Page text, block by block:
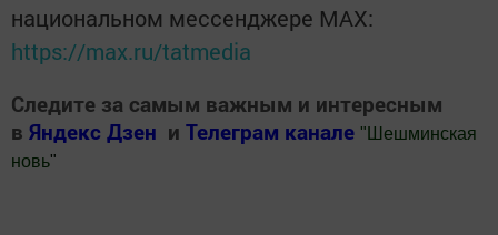
национальном мессенджере MАХ:
https://max.ru/tatmedia
Следите за самым важным и интересным
в Яндекс Дзен и Телеграм канале " Шешминская
новь"